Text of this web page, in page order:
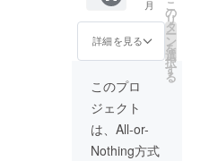
提出
メール
アドレ
スへ7月
頃に送
らせて
頂きま
す。
COLLA
BORATI
ON
月
詳細を見る
こ
の
リ
タ
ー
ン
を
選
択
す
る
このプロ
ジェクト
は、All-or-
Nothing方式